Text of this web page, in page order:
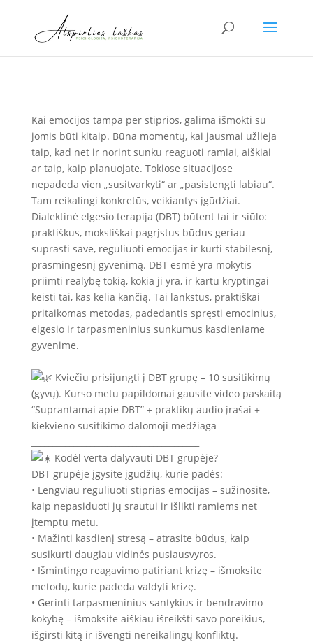
Kai emocijos tampa per stiprios, galima išmokti su
jomis būti kitaip. Būna momentų, kai jausmai užlieja
taip, kad net ir norint sunku reaguoti ramiai, aiškiai
ar taip, kaip planuojate. Tokiose situacijose
nepadeda vien „susitvarkyti“ ar „pasistengti labiau“.
Tam reikalingi konkretūs, veikiantys įgūdžiai.
Dialektinė elgesio terapija (DBT) būtent tai ir siūlo:
praktiškus, moksliškai pagrįstus būdus geriau
suprasti save, reguliuoti emocijas ir kurti stabilesnį,
prasmingesnį gyvenimą. DBT esmė yra mokytis
priimti realybę tokią, kokia ji yra, ir kartu kryptingai
keisti tai, kas kelia kančią. Tai lankstus, praktiškai
pritaikomas metodas, padedantis spręsti emocinius,
elgesio ir tarpasmeninius sunkumus kasdieniame
gyvenime.
Kviečiu prisijungti į DBT grupę – 10 susitikimų
(gyvų). Kurso metu papildomai gausite video paskaitą
“Suprantamai apie DBT” + praktikų audio įrašai +
kiekvieno susitikimo dalomoji medžiaga
Kodėl verta dalyvauti DBT grupėje?
DBT grupėje įgysite įgūdžių, kurie padės:
• Lengviau reguliuoti stiprias emocijas – sužinosite,
kaip nepasiduoti jų srautui ir išlikti ramiems net
įtemptu metu.
• Mažinti kasdienį stresą – atrasite būdus, kaip
susikurti daugiau vidinės pusiausvyros.
• Išmintingo reagavimo patiriant krizę – išmoksite
metodų, kurie padeda valdyti krizę.
• Gerinti tarpasmeninius santykius ir bendravimo
kokybę – išmoksite aiškiau išreikšti savo poreikius,
išgirsti kitą ir išvengti nereikalingų konfliktų.